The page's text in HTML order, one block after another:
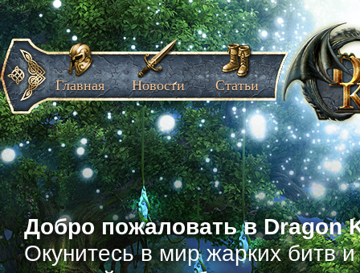
Добро пожаловать в Dragon
Окунитесь в мир жарких битв
Главная Новости Статьи